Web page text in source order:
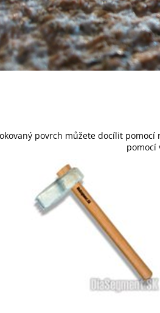
povrch můžete docílit
pomocí